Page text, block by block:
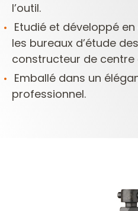
l’outil.
Etudié et développé
les bureaux d’étude
constructeur de
Emballé dans un
professionnel.